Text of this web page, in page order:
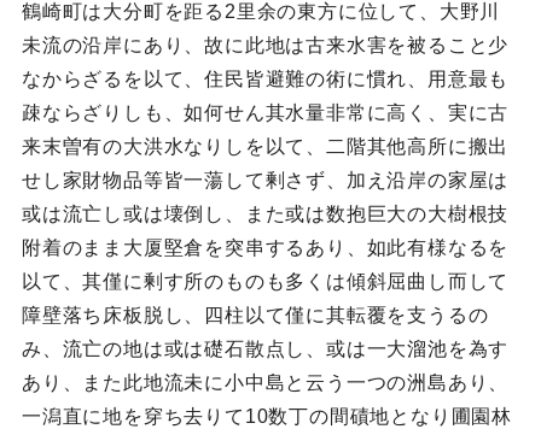
鶴崎町は大分町を距る2里余の東方に位して、大野川
未流の沿岸にあり、故に此地は古来水害を被ること少
なからざるを以て、住民皆避難の術に慣れ、用意最も
疎ならざりしも、如何せん其水量非常に高く、実に古
来末曽有の大洪水なりしを以て、二階其他高所に搬出
せし家財物品等皆一蕩して剰さず、加え沿岸の家屋は
或は流亡し或は壊倒し、また或は数抱巨大の大樹根技
附着のまま大厦堅倉を突串するあり、如此有様なるを
以て、其僅に剰す所のものも多くは傾斜屈曲し而して
障壁落ち床板脱し、四柱以て僅に其転覆を支うるの
み、流亡の地は或は礎石散点し、或は一大溜池を為す
あり、また此地流未に小中島と云う一つの洲島あり、
一潟直に地を穿ち去りて10数丁の間磧地となり圃園林